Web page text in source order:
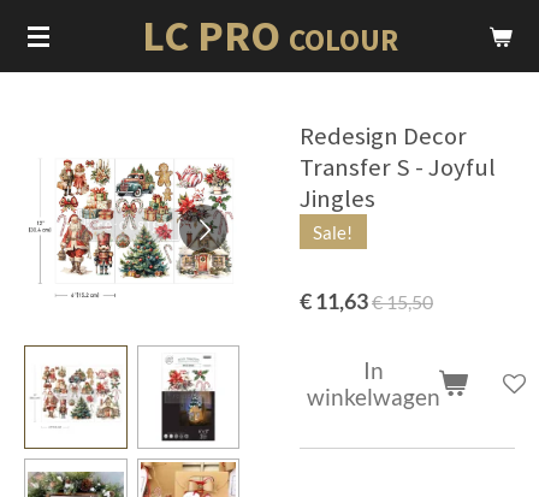
Ga
direct
LC PRO COLOUR
Redesign Decor
Transfer S - Joyful
Jingles
Sale!
€ 11,63€ 15,50
In
winkelwagen